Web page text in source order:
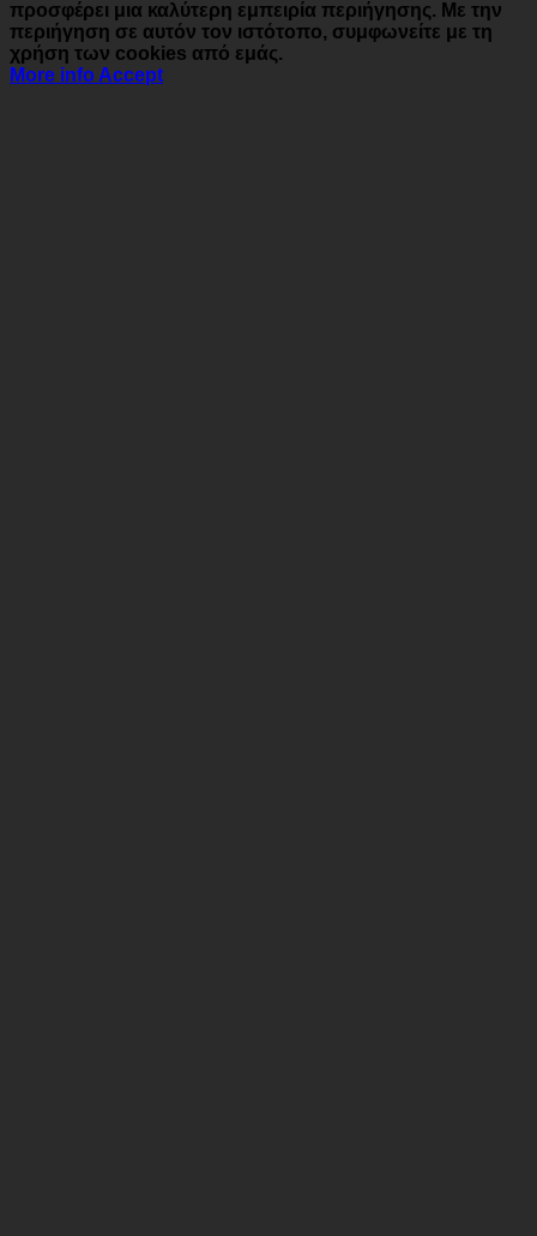
προσφέρει μια καλύτερη εμπειρία περιήγησης. Με την
περιήγηση σε αυτόν τον ιστότοπο, συμφωνείτε με τη
χρήση των cookies από εμάς.
More info Accept